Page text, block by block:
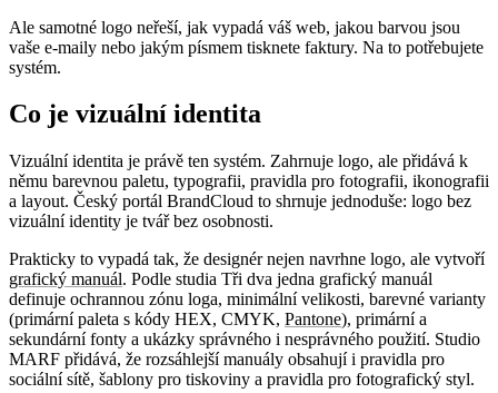
Ale samotné logo neřeší, jak vypadá váš web, jakou barvou jsou
vaše e-maily nebo jakým písmem tisknete faktury. Na to potřebujete
systém.
Co je vizuální identita
Vizuální identita je právě ten systém. Zahrnuje logo, ale přidává k
němu barevnou paletu, typografii, pravidla pro fotografii, ikonografii
a layout. Český portál BrandCloud to shrnuje jednoduše: logo bez
vizuální identity je tvář bez osobnosti.
Prakticky to vypadá tak, že designér nejen navrhne logo, ale vytvoří
grafický manuál. Podle studia Tři dva jedna grafický manuál
definuje ochrannou zónu loga, minimální velikosti, barevné varianty
(primární paleta s kódy HEX, CMYK, Pantone), primární a
sekundární fonty a ukázky správného i nesprávného použití. Studio
MARF přidává, že rozsáhlejší manuály obsahují i pravidla pro
sociální sítě, šablony pro tiskoviny a pravidla pro fotografický styl.